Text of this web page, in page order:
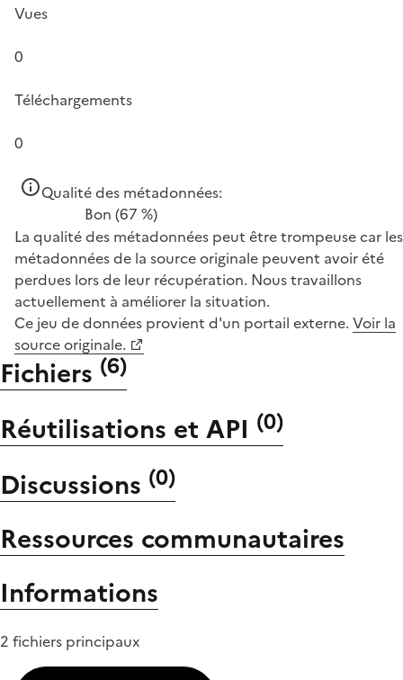
Vues
0
Téléchargements
0
Qualité des métadonnées:
Bon (67 %)
La qualité des métadonnées peut être trompeuse car les
métadonnées de la source originale peuvent avoir été
perdues lors de leur récupération. Nous travaillons
actuellement à améliorer la situation.
Ce jeu de données provient d'un portail externe. Voir la
source originale.
Fichiers (6)
Réutilisations et API (0)
Discussions (0)
Ressources communautaires
Informations
2 fichiers principaux